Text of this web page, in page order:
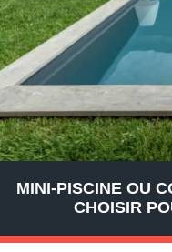
MINI-PISCINE OU
CHOISIR